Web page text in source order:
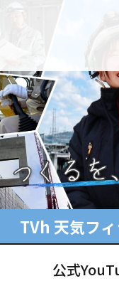
TVh 天気フ
公式